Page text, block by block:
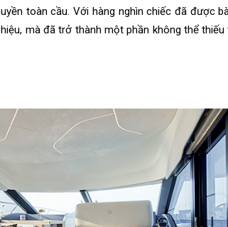
toàn cầu. Với hàng nghìn chiếc đã được
mà đã trở thành một phần không thể